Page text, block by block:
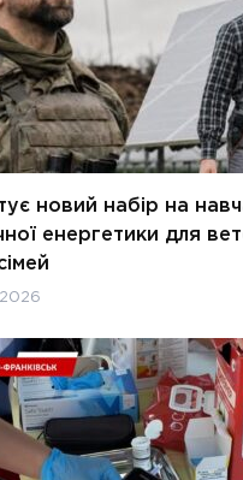
новий набір на
енергетики для